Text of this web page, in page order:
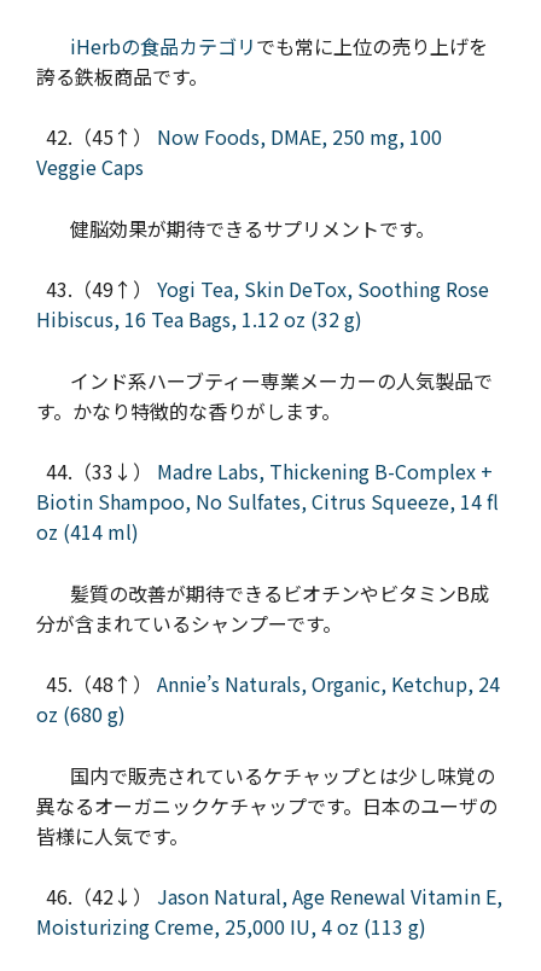
iHerbの食品カテゴリでも常に上位の売り上げを
誇る鉄板商品です。
42.（45↑） Now Foods, DMAE, 250 mg, 100
Veggie Caps
健脳効果が期待できるサプリメントです。
43.（49↑） Yogi Tea, Skin DeTox, Soothing Rose
Hibiscus, 16 Tea Bags, 1.12 oz (32 g)
インド系ハーブティー専業メーカーの人気製品で
す。かなり特徴的な香りがします。
44.（33↓） Madre Labs, Thickening B-Complex +
Biotin Shampoo, No Sulfates, Citrus Squeeze, 14 fl
oz (414 ml)
髪質の改善が期待できるビオチンやビタミンB成
分が含まれているシャンプーです。
45.（48↑） Annie’s Naturals, Organic, Ketchup, 24
oz (680 g)
国内で販売されているケチャップとは少し味覚の
異なるオーガニックケチャップです。日本のユーザの
皆様に人気です。
46.（42↓） Jason Natural, Age Renewal Vitamin E,
Moisturizing Creme, 25,000 IU, 4 oz (113 g)